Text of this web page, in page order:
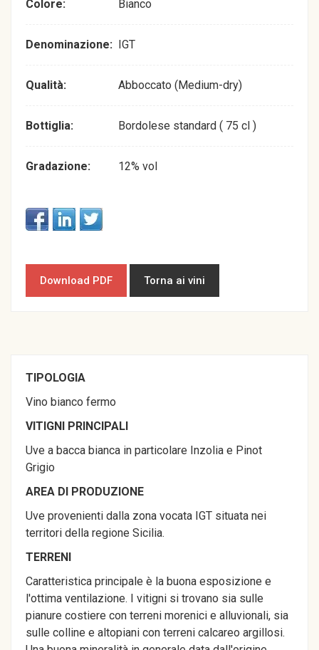
Colore: Bianco
Denominazione: IGT
Qualità: Abboccato (Medium-dry)
Bottiglia: Bordolese standard ( 75 cl )
Gradazione: 12% vol
Download PDF Torna ai vini
TIPOLOGIA
Vino bianco fermo
VITIGNI PRINCIPALI
Uve a bacca bianca in particolare Inzolia e Pinot
Grigio
AREA DI PRODUZIONE
Uve provenienti dalla zona vocata IGT situata nei
territori della regione Sicilia.
TERRENI
Caratteristica principale è la buona esposizione e
l'ottima ventilazione. I vitigni si trovano sia sulle
pianure costiere con terreni morenici e alluvionali, sia
sulle colline e altopiani con terreni calcareo argillosi.